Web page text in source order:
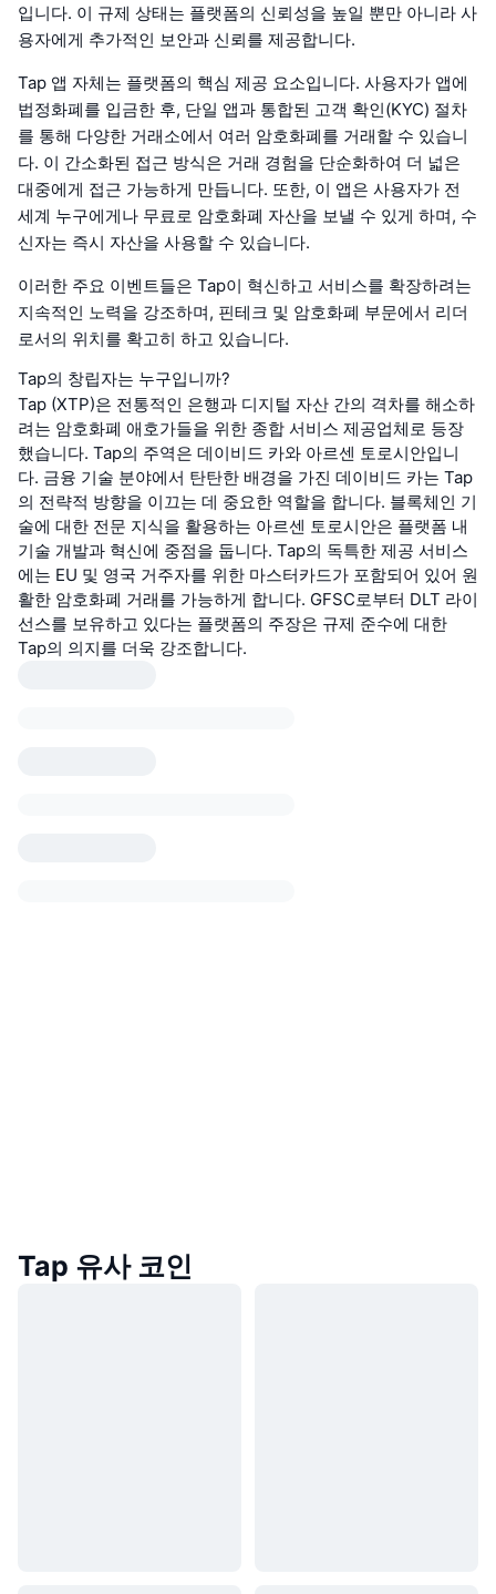
입니다. 이 규제 상태는 플랫폼의 신뢰성을 높일 뿐만 아니라 사
용자에게 추가적인 보안과 신뢰를 제공합니다.
Tap 앱 자체는 플랫폼의 핵심 제공 요소입니다. 사용자가 앱에
법정화폐를 입금한 후, 단일 앱과 통합된 고객 확인(KYC) 절차
를 통해 다양한 거래소에서 여러 암호화폐를 거래할 수 있습니
다. 이 간소화된 접근 방식은 거래 경험을 단순화하여 더 넓은
대중에게 접근 가능하게 만듭니다. 또한, 이 앱은 사용자가 전
세계 누구에게나 무료로 암호화폐 자산을 보낼 수 있게 하며, 수
신자는 즉시 자산을 사용할 수 있습니다.
이러한 주요 이벤트들은 Tap이 혁신하고 서비스를 확장하려는
지속적인 노력을 강조하며, 핀테크 및 암호화폐 부문에서 리더
로서의 위치를 확고히 하고 있습니다.
Tap의 창립자는 누구입니까?
Tap (XTP)은 전통적인 은행과 디지털 자산 간의 격차를 해소하
려는 암호화폐 애호가들을 위한 종합 서비스 제공업체로 등장
했습니다. Tap의 주역은 데이비드 카와 아르센 토로시안입니
다. 금융 기술 분야에서 탄탄한 배경을 가진 데이비드 카는 Tap
의 전략적 방향을 이끄는 데 중요한 역할을 합니다. 블록체인 기
술에 대한 전문 지식을 활용하는 아르센 토로시안은 플랫폼 내
기술 개발과 혁신에 중점을 둡니다. Tap의 독특한 제공 서비스
에는 EU 및 영국 거주자를 위한 마스터카드가 포함되어 있어 원
활한 암호화폐 거래를 가능하게 합니다. GFSC로부터 DLT 라이
선스를 보유하고 있다는 플랫폼의 주장은 규제 준수에 대한
Tap의 의지를 더욱 강조합니다.
Tap 유사 코인